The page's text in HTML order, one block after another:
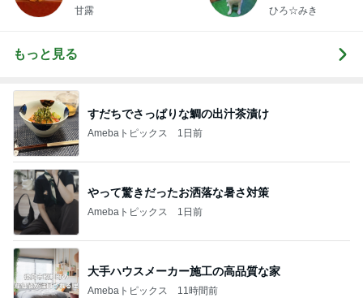
甘露 ひろ☆みき
もっと見る
すだちでさっぱりな鯛の出汁茶漬け
Amebaトピックス 1日前
やって驚きだったお洒落な暑さ対策
Amebaトピックス 1日前
大手ハウスメーカー施工の高品質な家
Amebaトピックス 11時間前